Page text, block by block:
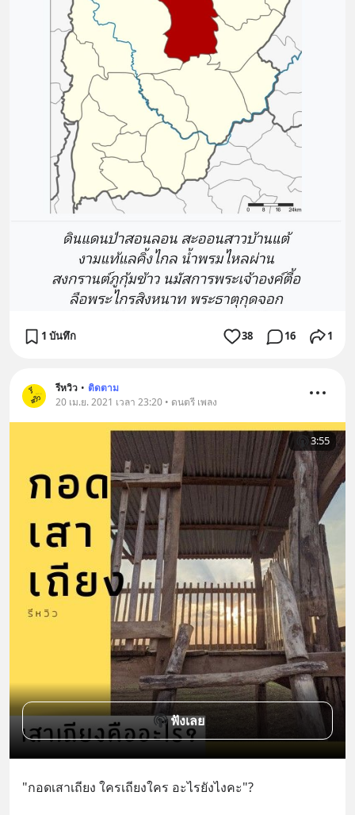
1 บันทึก 38 16 1
รีหวิว • ติดตาม
20 เม.ย. 2021 เวลา 23:20 • ดนตรี เพลง
3:55
ฟังเลย
"กอดเสาเถียง ใครเถียงใคร อะไรยังไงคะ"?